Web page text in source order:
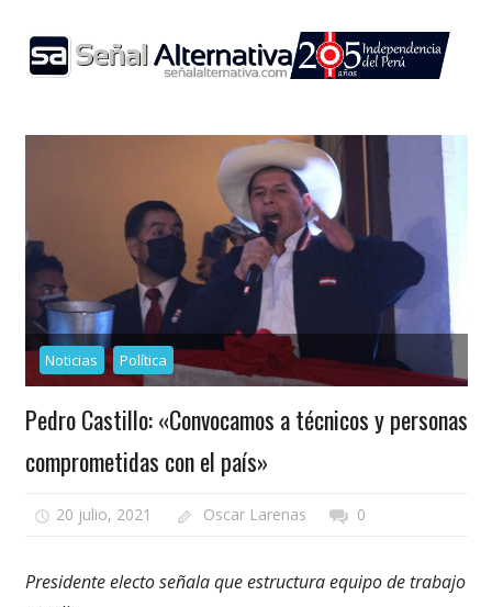
content
Noticias Política
Pedro Castillo: «Convocamos a técnicos y personas
comprometidas con el país»
20 julio, 2021 Oscar Larenas 0
Presidente electo señala que estructura equipo de trabajo